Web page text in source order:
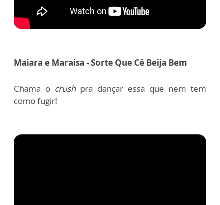
Maiara e Maraisa - Sorte Que Cê Beija Bem
Chama o crushpra dançar essa que nem tem
como fugir!